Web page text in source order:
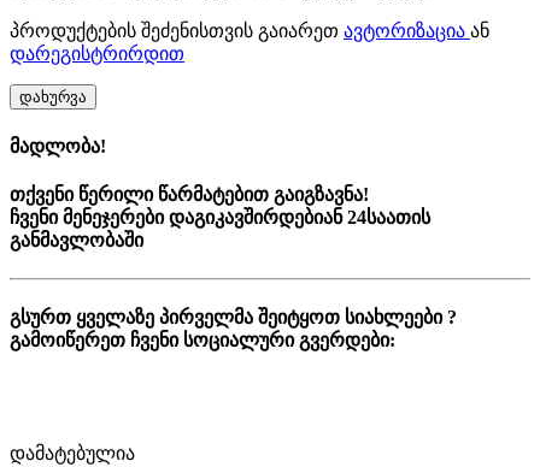
პროდუქტების შეძენისთვის გაიარეთ ავტორიზაცია ან
დარეგისტრირდით
დახურვა
მადლობა!
თქვენი წერილი წარმატებით გაიგზავნა!
ჩვენი მენეჯერები დაგიკავშირდებიან 24საათის
განმავლობაში
გსურთ ყველაზე პირველმა შეიტყოთ სიახლეები ?
გამოიწერეთ ჩვენი სოციალური გვერდები:
დამატებულია